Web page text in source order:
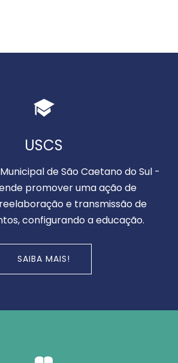
USCS
de São Caetano do Sul -
promover uma ação de
e transmissão de
configurando a educação.
SAIBA MAIS!